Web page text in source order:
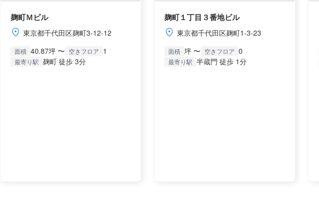
麹町Ｍビル
東京都千代田区麹町3-12-12
面積 40.87坪 〜 空きフロア 1
最寄り駅 麹町 徒歩 3分
麹町１丁目３番地ビル
東京都千代田区麹町1-3-23
面積 坪 〜 空きフロア 0
最寄り駅 半蔵門 徒歩 1分